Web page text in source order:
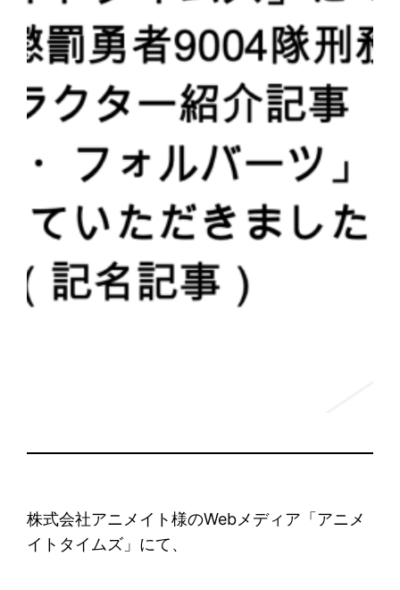
株式会社アニメイト様のWebメディア「アニメ
イトタイムズ」にて、